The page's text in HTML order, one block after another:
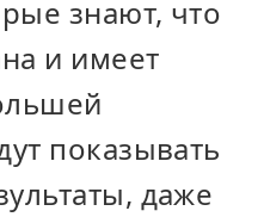
знают, что
и имеет
показывать
даже